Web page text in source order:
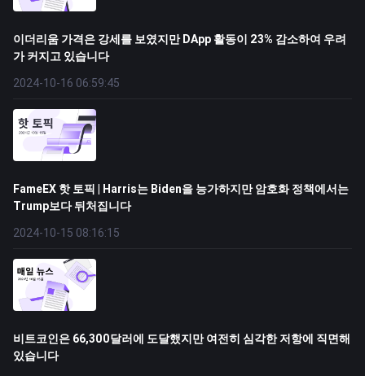
이더리움 가격은 강세를 보였지만 DApp 활동이 23% 감소하여 우려
가 커지고 있습니다
2024-10-16 06:59:45
FameEX 핫 토픽 | Harris는 Biden을 능가하지만 암호화 정책에서는
Trump보다 뒤처집니다
2024-10-15 08:16:15
비트코인은 66,300달러에 도달했지만 여전히 심각한 저항에 직면해
있습니다